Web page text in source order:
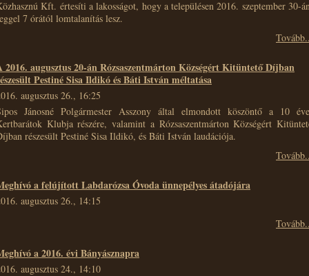
Kft. értesíti a lakosságot, hogy a településen 2016. szeptember 30-
7 órától lomtalanítás lesz.
2016. augusztus 20-án Rózsaszentmárton Községért Kitüntető Díjban
Pestiné Sisa Ildikó és Báti István méltatása
augusztus 26., 16:25
Jánosné Polgármester Asszony által elmondott köszöntő a 10
Klubja részére, valamint a Rózsaszentmárton Községért
részesült Pestiné Sisa Ildikó, és Báti István laudációja.
a felújított Labdarózsa Óvoda ünnepélyes átadójára
augusztus 26., 14:15
a 2016. évi Bányásznapra
augusztus 24., 14:10